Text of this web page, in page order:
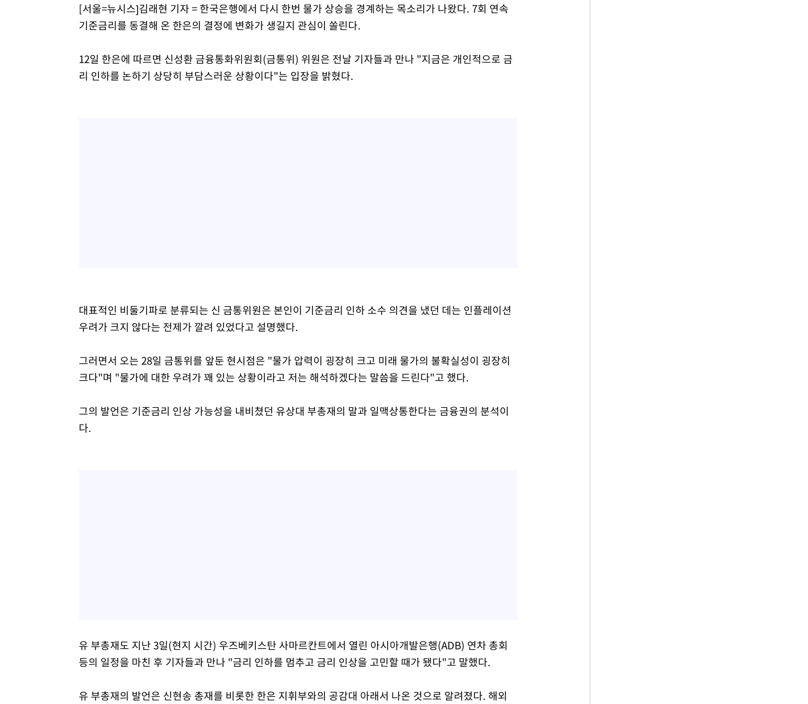
[서울=뉴시스]김래현 기자 = 한국은행에서 다시 한번 물가 상승을 경계하는 목소리가 나왔다. 7회 연속
기준금리를 동결해 온 한은의 결정에 변화가 생길지 관심이 쏠린다.
12일 한은에 따르면 신성환 금융통화위원회(금통위) 위원은 전날 기자들과 만나 "지금은 개인적으로 금
리 인하를 논하기 상당히 부담스러운 상황이다"는 입장을 밝혔다.
대표적인 비둘기파로 분류되는 신 금통위원은 본인이 기준금리 인하 소수 의견을 냈던 데는 인플레이션
우려가 크지 않다는 전제가 깔려 있었다고 설명했다.
그러면서 오는 28일 금통위를 앞둔 현시점은 "물가 압력이 굉장히 크고 미래 물가의 불확실성이 굉장히
크다"며 "물가에 대한 우려가 꽤 있는 상황이라고 저는 해석하겠다는 말씀을 드린다"고 했다.
그의 발언은 기준금리 인상 가능성을 내비쳤던 유상대 부총재의 말과 일맥상통한다는 금융권의 분석이
다.
유 부총재도 지난 3일(현지 시간) 우즈베키스탄 사마르칸트에서 열린 아시아개발은행(ADB) 연차 총회
등의 일정을 마친 후 기자들과 만나 "금리 인하를 멈추고 금리 인상을 고민할 때가 됐다"고 말했다.
유 부총재의 발언은 신현송 총재를 비롯한 한은 지휘부와의 공감대 아래서 나온 것으로 알려졌다. 해외